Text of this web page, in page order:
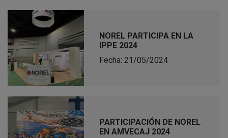
NOREL PARTICIPA EN LA
IPPE 2024
Fecha: 21/05/2024
PARTICIPACIÓN DE NOREL
EN AMVECAJ 2024